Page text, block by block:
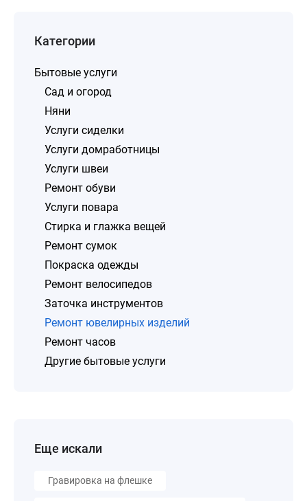
Категории
Бытовые услуги
Сад и огород
Няни
Услуги сиделки
Услуги домработницы
Услуги швеи
Ремонт обуви
Услуги повара
Стирка и глажка вещей
Ремонт сумок
Покраска одежды
Ремонт велосипедов
Заточка инструментов
Ремонт ювелирных изделий
Ремонт часов
Другие бытовые услуги
Еще искали
Гравировка на флешке